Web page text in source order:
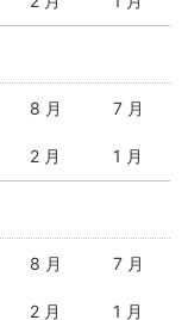
8 月 7 月
2 月 1 月
8 月 7 月
2 月 1 月